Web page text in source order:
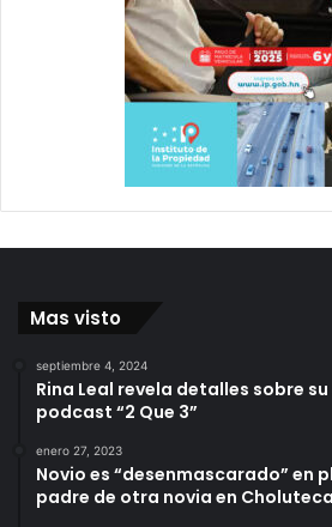
Mas visto
septiembre 4, 2024
Rina Leal revela detalles sobre su
podcast “2 Que 3”
enero 27, 2023
Novio es “desenmascarado” en
padre de otra novia en Choluteca